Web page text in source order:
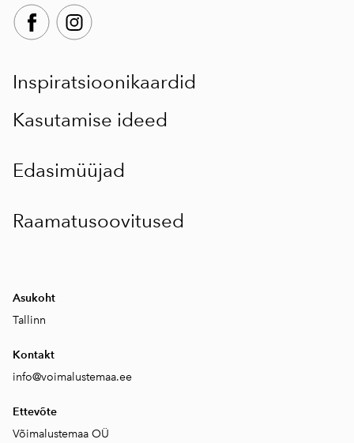
Inspiratsioonikaardid
Kasutamise ideed
Edasimüüjad
Raamatusoovitused
Asukoht
Tallinn
Kontakt
info@voimalustemaa.ee
Ettevõte
Võimalustemaa OÜ